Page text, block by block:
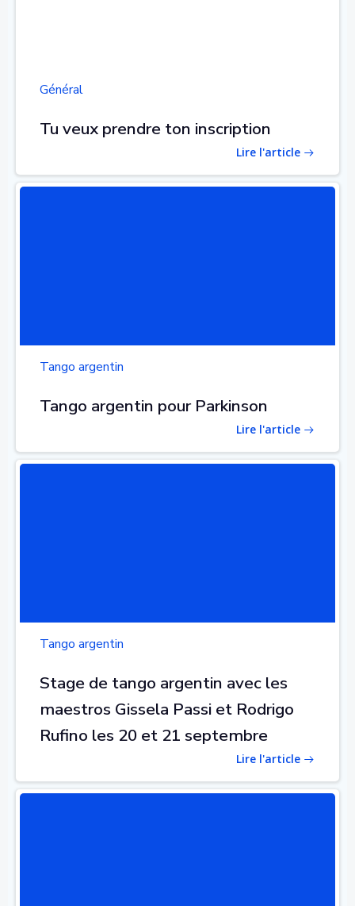
Général
Tu veux prendre ton inscription
Lire l'article
Tango argentin
Tango argentin pour Parkinson
Lire l'article
Tango argentin
Stage de tango argentin avec les
maestros Gissela Passi et Rodrigo
Rufino les 20 et 21 septembre
Lire l'article